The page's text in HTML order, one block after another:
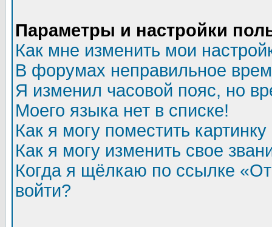
Параметры и настройки
Как мне изменить мои
В форумах неправильное
Я изменил часовой пояс, но
Моего языка нет в списке!
Как я могу поместить
Как я могу изменить свое
Когда я щёлкаю по ссылке
войти?